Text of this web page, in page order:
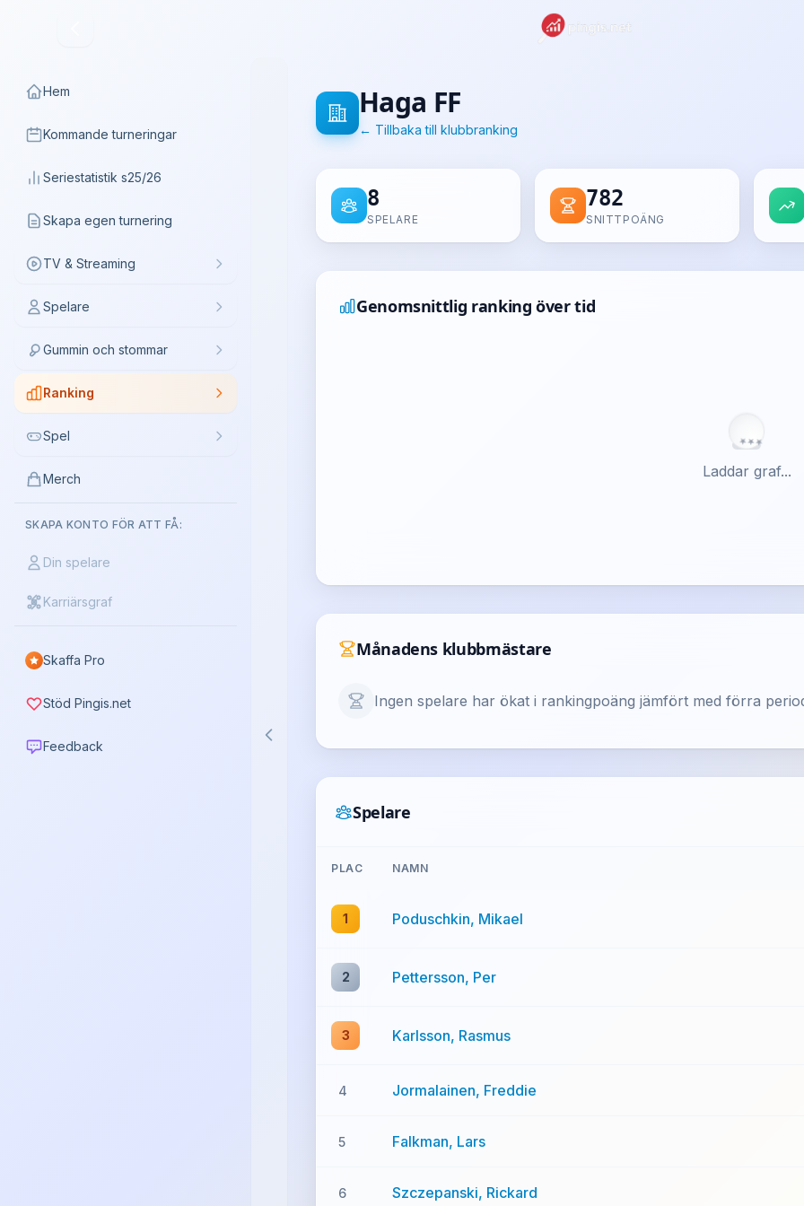
Hem
Kommande turneringar
Seriestatistik s25/26
Skapa egen turnering
TV & Streaming
Spelare
Gummin och stommar
Ranking
Spel
Merch
SKAPA KONTO FÖR ATT FÅ:
Din spelare
Karriärsgraf
Skaffa Pro
Stöd Pingis.net
Feedback
Haga FF
← Tillbaka till klubbranking
8
SPELARE
782
SNITTPOÄNG
Genomsnittlig ranking över tid
Laddar graf...
Månadens klubbmästare
Ingen spelare har ökat i rankingpoäng jämfört med förra
Spelare
PLAC NAMN
1 Poduschkin, Mikael
2 Pettersson, Per
3 Karlsson, Rasmus
4 Jormalainen, Freddie
5 Falkman, Lars
6 Szczepanski, Rickard